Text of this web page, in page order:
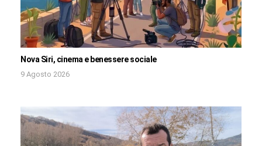
Nova Siri, cinema e benessere sociale
9 Agosto 2026